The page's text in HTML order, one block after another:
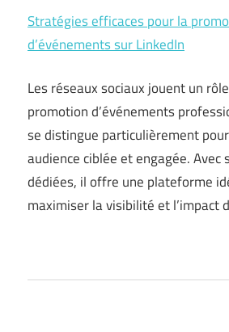
Stratégies efficaces pour la
d’événements sur LinkedIn
Les réseaux sociaux jouent un
promotion d’événements
se distingue particulièrement
audience ciblée et engagée.
dédiées, il offre une plateforme
maximiser la visibilité et l’impact